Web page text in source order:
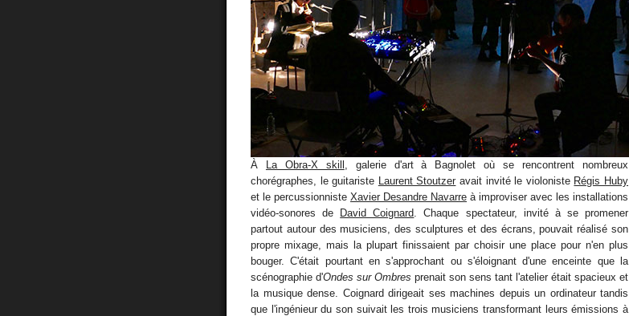
À La Obra-X skill
, galerie d'art à Bagnolet où se rencontrent nombreux
chorégraphes, le guitariste
Laurent Stoutzer avait invité le violoniste Régis Huby
et le percussionniste Xavier Desandre Navarre à improviser avec les installations
vidéo-sonores de
David Coignard . Chaque spectateur, invité à se promener
partout autour des musiciens, des sculptures et des écrans, pouvait réalisé son
propre mixage, mais la plupart finissaient par choisir une place pour n'en plus
bouger. C'était pourtant en s'approchant ou s'éloignant d'une enceinte que la
scénographie d'Ondes sur Ombres prenait son sens tant l'atelier était spacieux et
la musique dense. Coignard dirigeait ses machines depuis un ordinateur tandis
que l'ingénieur du son suivait les trois musiciens transformant leurs émissions à